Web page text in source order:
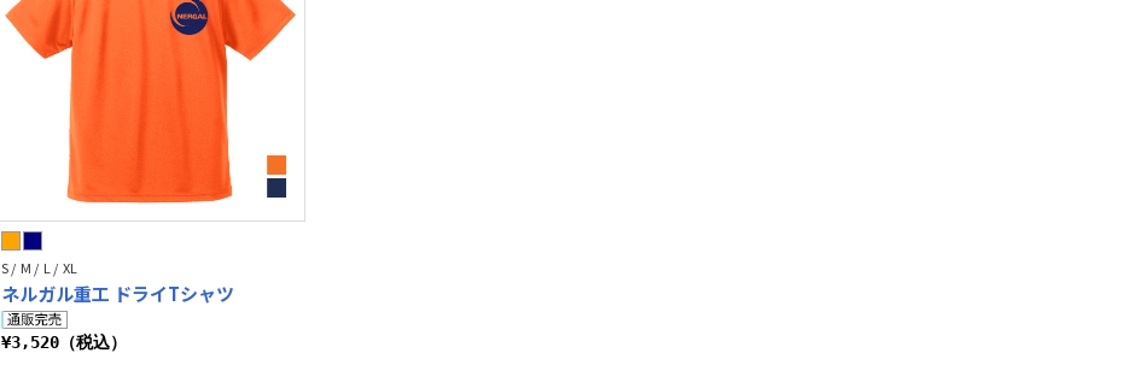
S / M / L / XL
ネルガル重工 ドライTシャツ
¥3,520（税込）